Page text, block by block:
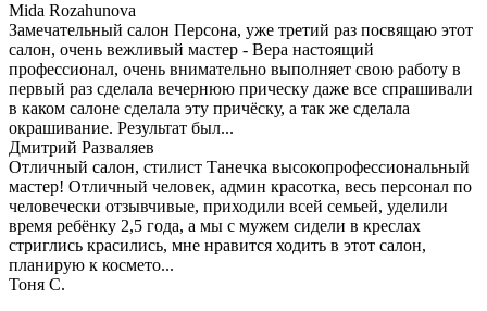
Mida Rozahunova
Замечательный салон Персона, уже третий раз посвящаю этот
салон, очень вежливый мастер - Вера настоящий
профессионал, очень внимательно выполняет свою работу в
первый раз сделала вечернюю прическу даже все спрашивали
в каком салоне сделала эту причёску, а так же сделала
окрашивание. Результат был...
Дмитрий Разваляев
Отличный салон, стилист Танечка высокопрофессиональный
мастер! Отличный человек, админ красотка, весь персонал по
человечески отзывчивые, приходили всей семьей, уделили
время ребёнку 2,5 года, а мы с мужем сидели в креслах
стриглись красились, мне нравится ходить в этот салон,
планирую к космето...
Тоня С.